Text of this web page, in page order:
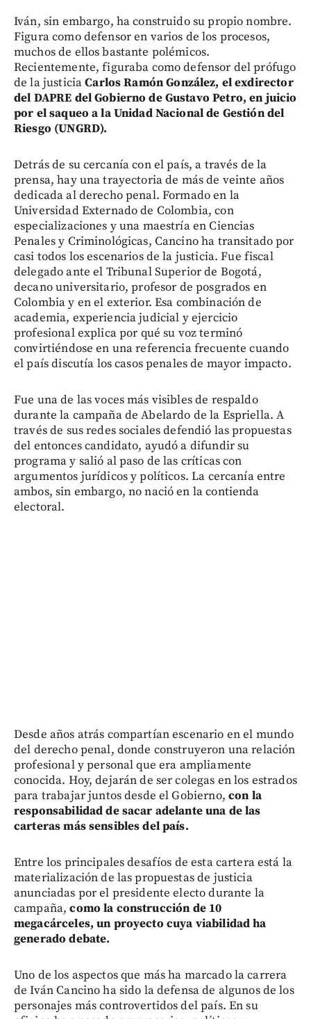
Iván, sin embargo, ha construido su propio nombre.
Figura como defensor en varios de los procesos,
muchos de ellos bastante polémicos.
Recientemente, figuraba como defensor del prófugo
de la justiciaCarlos Ramón González, el exdirector
del DAPRE del Gobierno de Gustavo Petro, en juicio
por el saqueo a la Unidad Nacional de Gestión del
Riesgo (UNGRD).
Detrás de su cercanía con el país, a través de la
prensa, hay una trayectoria de más de veinte años
dedicada al derecho penal. Formado en la
Universidad Externado de Colombia, con
especializaciones y una maestría en Ciencias
Penales y Criminológicas, Cancino ha transitado por
casi todos los escenarios de la justicia. Fue fiscal
delegado ante el Tribunal Superior de Bogotá,
decano universitario, profesor de posgrados en
Colombia y en el exterior. Esa combinación de
academia, experiencia judicial y ejercicio
profesional explica por qué su voz terminó
convirtiéndose en una referencia frecuente cuando
el país discutía los casos penales de mayor impacto.
Fue una de las voces más visibles de respaldo
durante la campaña de Abelardo de la Espriella. A
través de sus redes sociales defendió las propuestas
del entonces candidato, ayudó a difundir su
programa y salió al paso de las críticas con
argumentos jurídicos y políticos. La cercanía entre
ambos, sin embargo, no nació en la contienda
electoral.
Desde años atrás compartían escenario en el mundo
del derecho penal, donde construyeron una relación
profesional y personal que era ampliamente
conocida. Hoy, dejarán de ser colegas en los estrados
para trabajar juntos desde el Gobierno, con la
responsabilidad de sacar adelante una de las
carteras más sensibles del país.
Entre los principales desafíos de esta cartera está la
materialización de las propuestas de justicia
anunciadas por el presidente electo durante la
campaña,como la construcción de 10
megacárceles, un proyecto cuya viabilidad ha
generado debate.
Uno de los aspectos que más ha marcado la carrera
de Iván Cancino ha sido la defensa de algunos de los
personajes más controvertidos del país. En su